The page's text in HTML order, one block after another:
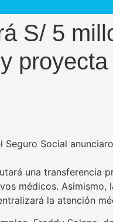
S/ 5
Social
una transferencia
médicos.
la atención